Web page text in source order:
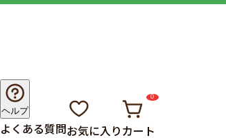
ヘルプ
よくある質問お気に入りカート
0